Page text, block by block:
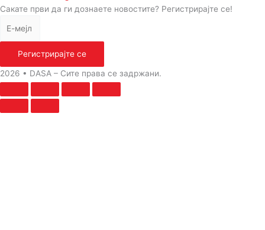
Сакате први да ги дознаете новостите? Регистрирајте се!
Регистрирајте се
2026 • DASA – Сите права се задржани.